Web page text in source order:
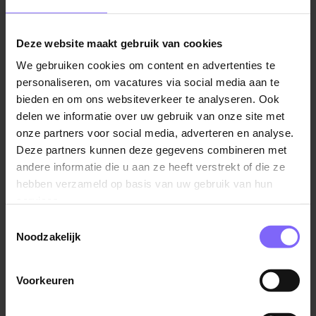
Deze website maakt gebruik van cookies
We gebruiken cookies om content en advertenties te
personaliseren, om vacatures via social media aan te
bieden en om ons websiteverkeer te analyseren. Ook
delen we informatie over uw gebruik van onze site met
onze partners voor social media, adverteren en analyse.
Deze partners kunnen deze gegevens combineren met
andere informatie die u aan ze heeft verstrekt of die ze
hebben verzameld op basis van uw gebruik van hun
Noodzakelijk
Voorkeuren
Een succesvolle wervingscampagne
voor O-I
O-I is de grootste fabrikant van glasverpakkingen ter wereld
kandidaten nodig die zich willen laten opleiden tot operator.
Samen hebben we gekeken waar de doelgroep zich